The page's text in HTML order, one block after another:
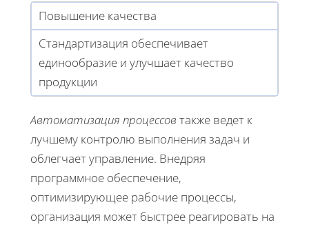
Повышение качества
Стандартизация обеспечивает
единообразие и улучшает качество
продукции
Автоматизация процессов также ведет к
лучшему контролю выполнения задач и
облегчает управление. Внедряя
программное обеспечение,
оптимизирующее рабочие процессы,
организация может быстрее реагировать на